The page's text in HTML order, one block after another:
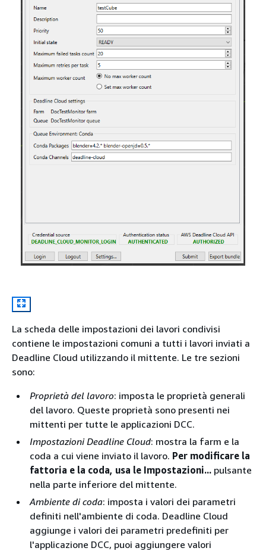
La scheda delle impostazioni dei lavori condivisi
contiene le impostazioni comuni a tutti i lavori inviati a
Deadline Cloud utilizzando il mittente. Le tre sezioni
sono:
Proprietà del lavoro: imposta le proprietà generali
del lavoro. Queste proprietà sono presenti nei
mittenti per tutte le applicazioni DCC.
Impostazioni Deadline Cloud: mostra la farm e la
coda a cui viene inviato il lavoro. Per modificare la
fattoria e la coda, usa le Impostazioni... pulsante
nella parte inferiore del mittente.
Ambiente di coda: imposta i valori dei parametri
definiti nell'ambiente di coda. Deadline Cloud
aggiunge i valori dei parametri predefiniti per
l'applicazione DCC, puoi aggiungere valori